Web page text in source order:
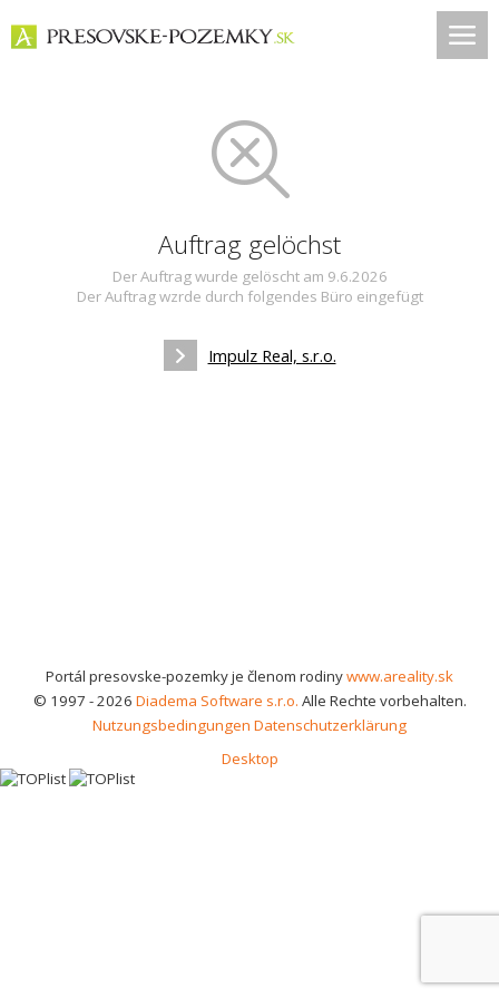
Auftrag gelöchst
Der Auftrag wurde gelöscht am 9.6.2026
Der Auftrag wzrde durch folgendes Büro eingefügt
Impulz Real, s.r.o.
Portál presovske-pozemky je členom rodinywww.areality.sk
© 1997 - 2026 Diadema Software s.r.o. Alle Rechte vorbehalten.
Nutzungsbedingungen Datenschutzerklärung
Desktop